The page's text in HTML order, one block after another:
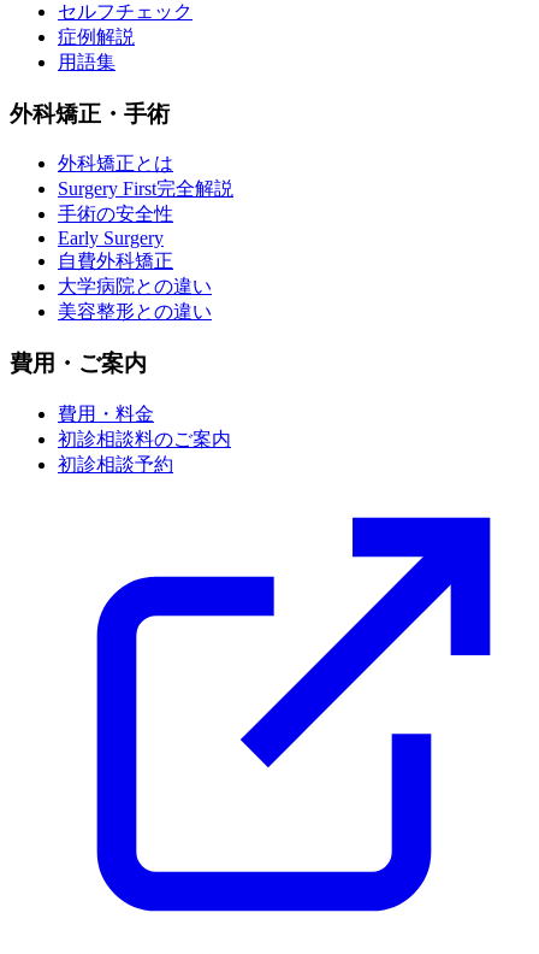
セルフチェック
症例解説
用語集
外科矯正・手術
外科矯正とは
Surgery First完全解説
手術の安全性
Early Surgery
自費外科矯正
大学病院との違い
美容整形との違い
費用・ご案内
費用・料金
初診相談料のご案内
初診相談予約